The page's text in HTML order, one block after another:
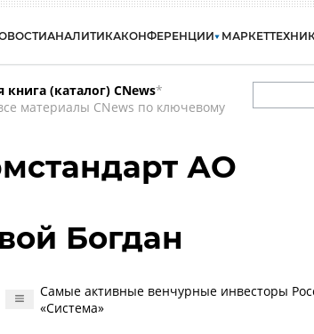
АНАЛИТИКАКОНФЕРЕНЦИИ МАРКЕТ
книга (каталог) CNews*
материалы CNews по ключевому
АО
Богдан
Самые активные венчурные инвесторы
«Система»